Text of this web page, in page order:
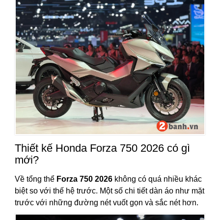
Thiết kế Honda Forza 750 2026 có gì
mới?
Về tổng thể Forza 750 2026 không có quá nhiều khác
biệt so với thế hệ trước. Một số chi tiết dàn áo như mặt
trước với những đường nét vuốt gọn và sắc nét hơn.